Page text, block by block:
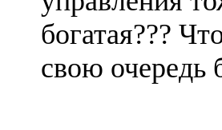
богатая???
свою очередь